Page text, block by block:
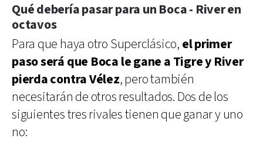
Qué debería pasar para un Boca - River en
octavos
Para que haya otro Superclásico, el primer
paso será que Boca le gane a Tigre y River
pierda contra Vélez, pero también
necesitarán de otros resultados. Dos de los
siguientes tres rivales tienen que ganar y uno
no: